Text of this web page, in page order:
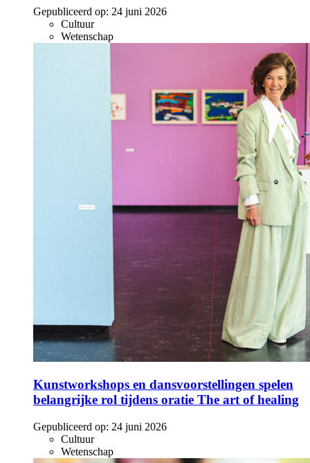
Gepubliceerd op: 24 juni 2026
Cultuur
Wetenschap
Kunstworkshops en dansvoorstellingen spelen
belangrijke rol tijdens oratie The art of healing
Gepubliceerd op: 24 juni 2026
Cultuur
Wetenschap